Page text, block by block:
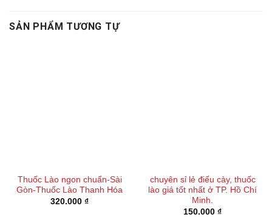
SẢN PHẨM TƯƠNG TỰ
Thuốc Lào ngon chuẩn-Sài
Gòn-Thuốc Lào Thanh Hóa
320.000 ₫
chuyên sỉ lẻ điếu cày, thuốc
lào giá tốt nhất ở TP. Hồ Chí
Minh.
150.000 ₫